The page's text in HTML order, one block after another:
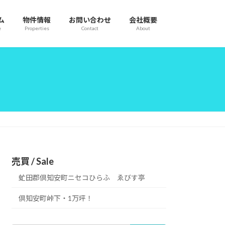
物件情報
Properties
お問い合わせ
Contact
会社概要
About
売買 / Sale
虻田郡倶知安町ニセコひらふ ゑびす亭
倶知安町峠下・1万坪！